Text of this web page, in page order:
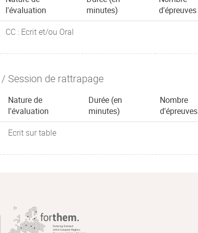
l'évaluation
minutes)
d'épreuves
CC : Ecrit et/ou Oral
Session de rattrapage
Nature de
l'évaluation
Durée (en
minutes)
Nombre
d'épreuves
Ecrit sur table